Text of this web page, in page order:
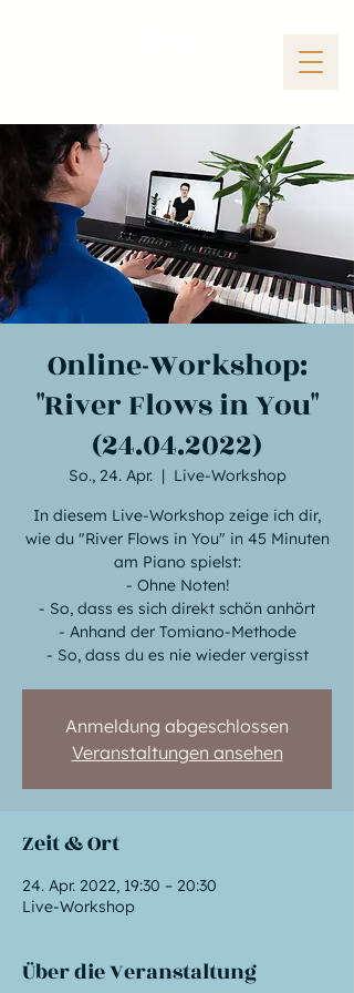
Online-Workshop:
"River Flows in You"
(24.04.2022)
So., 24. Apr.
  |
Live-Workshop
In diesem Live-Workshop zeige ich dir,
wie du "River Flows in You" in 45 Minuten
am Piano spielst:
- Ohne Noten!
- So, dass es sich direkt schön anhört
- Anhand der Tomiano-Methode
- So, dass du es nie wieder vergisst
Anmeldung abgeschlossen
Veranstaltungen ansehen
Zeit & Ort
24. Apr. 2022, 19:30 – 20:30
Live-Workshop
Über die Veranstaltung